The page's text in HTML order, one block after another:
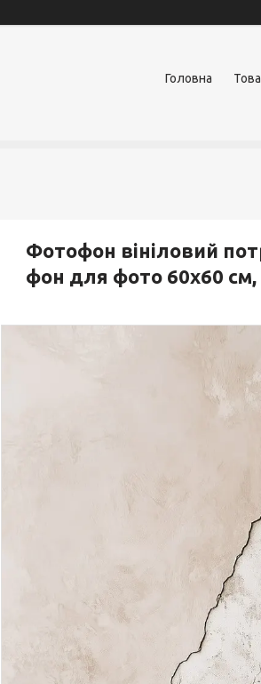
Головна
Фотофон вініловий
фон для фото 60x60